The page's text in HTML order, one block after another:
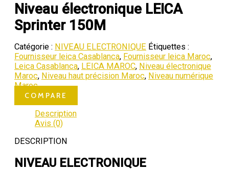
Niveau électronique LEICA
Sprinter 150M
Catégorie : NIVEAU ELECTRONIQUE Étiquettes :
Fournisseur leica Casablanca, Fournisseur leica Maroc,
Leica Casablanca, LEICA MAROC, Niveau électronique
Maroc, Niveau haut précision Maroc, Niveau numérique
Maroc
COMPARE
Description
Avis (0)
DESCRIPTION
NIVEAU ELECTRONIQUE